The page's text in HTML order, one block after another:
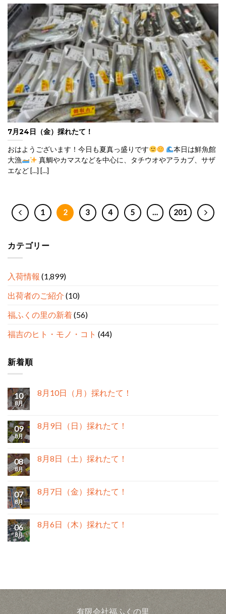
カテゴリー
入荷情報 (1,899)
出荷者のご紹介 (10)
福ふくの里の新着(56)
福吉のヒト・モノ・コト (44)
新着順
10
8月
8月10日（月）採れたて！
09
8月
8月9日（日）採れたて！
08
8月
8月8日（土）採れたて！
07
8月
8月7日（金）採れたて！
06
8月
8月6日（木）採れたて！
7月24日（金）採れたて！
おはようございます！今日も夏真っ盛りです
本日は鮮魚館
大漁
真鯛やカマスなどを中心に、タチウオやアラカブ、サザ
エなど [...] [...]
1 2 3 4 5 … 201
有限会社福ふくの里